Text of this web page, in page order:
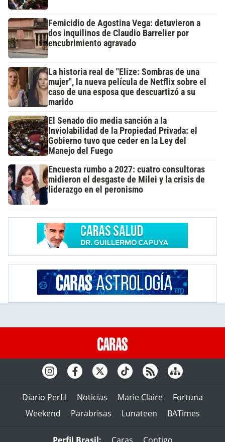
Femicidio de Agostina Vega: detuvieron a
dos inquilinos de Claudio Barrelier por
encubrimiento agravado
La historia real de "Elize: Sombras de una
mujer", la nueva película de Netflix sobre el
caso de una esposa que descuartizó a su
marido
El Senado dio media sanción a la
Inviolabilidad de la Propiedad Privada: el
Gobierno tuvo que ceder en la Ley del
Manejo del Fuego
Encuesta rumbo a 2027: cuatro consultoras
midieron el desgaste de Milei y la crisis de
liderazgo en el peronismo
Diario Perfil Noticias Marie Claire
Fortuna
Weekend
Parabrisas Lunateen BATimes